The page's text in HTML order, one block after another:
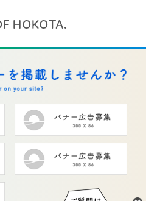
HOKOTA.